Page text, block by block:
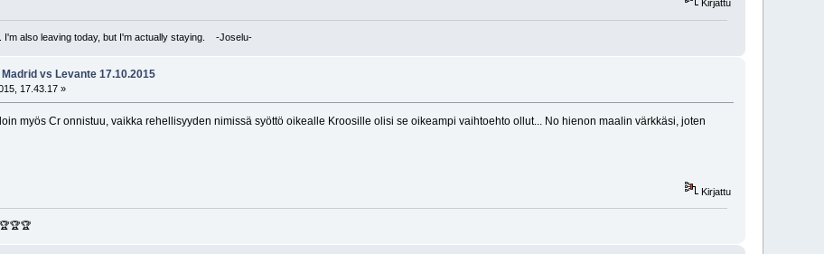
Kirjattu
I'm also leaving today, but I'm actually staying. -Joselu-
vs Levante 17.10.2015
17.43.17 »
myös Cr onnistuu, vaikka rehellisyyden nimissä syöttö oikealle Kroosille olisi se oikeampi vaihtoehto ollut... No hienon maalin värkkäsi, joten
Kirjattu